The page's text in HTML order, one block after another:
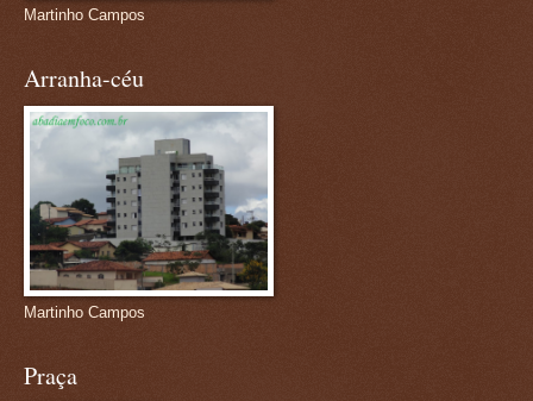
Martinho Campos
Arranha-céu
Martinho Campos
Praça